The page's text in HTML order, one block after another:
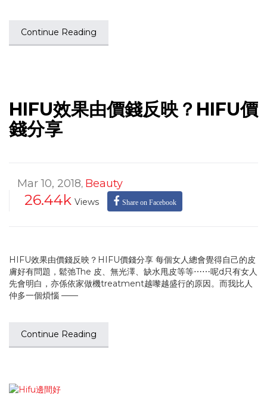
Continue Reading
HIFU效果由價錢反映？HIFU價
錢分享
Mar 10, 2018, Beauty
26.44k Views Share on Facebook
HIFU效果由價錢反映？HIFU價錢分享 每個女人總會覺得自己的皮
膚好有問題，鬆弛The 皮、無光澤、缺水甩皮等等⋯⋯呢d只有女人
先會明白，亦係依家做機treatment越嚟越盛行的原因。而我比人
仲多一個煩惱 ——
Continue Reading